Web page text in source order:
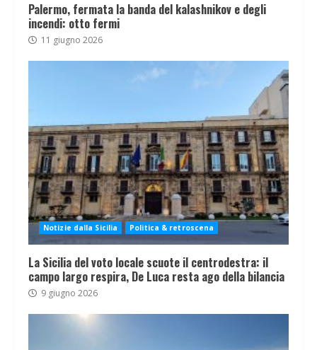
Palermo, fermata la banda del kalashnikov e degli
incendi: otto fermi
11 giugno 2026
Notizie dalla Sicilia Politica & retroscena
La Sicilia del voto locale scuote il centrodestra: il
campo largo respira, De Luca resta ago della bilancia
9 giugno 2026